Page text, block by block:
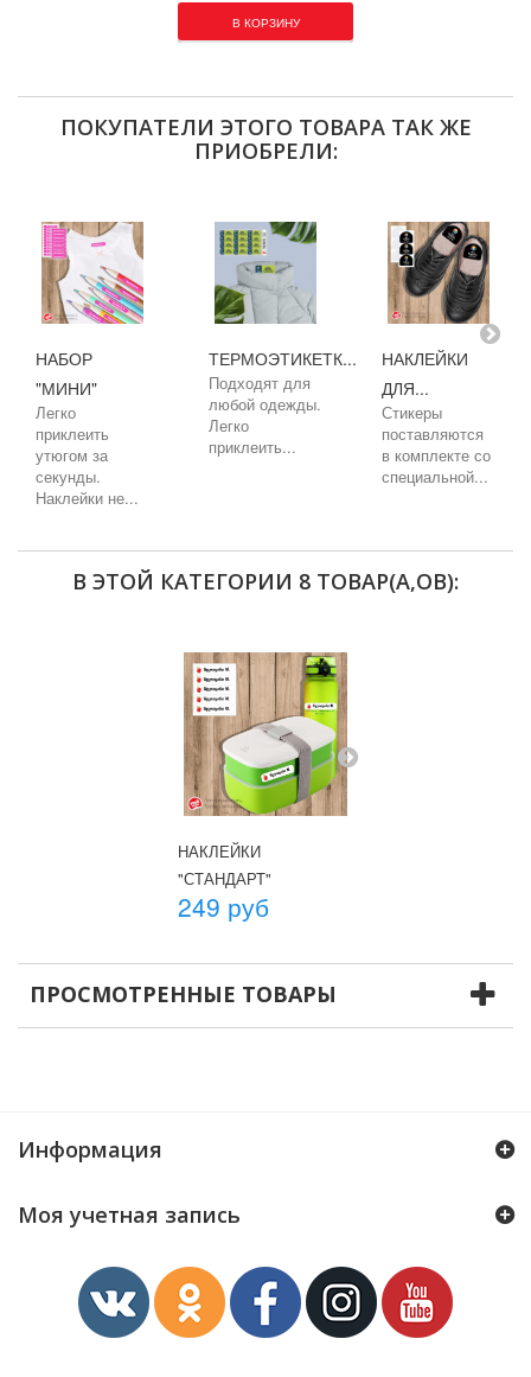
В КОРЗИНУ
ПОКУПАТЕЛИ ЭТОГО ТОВАРА ТАК ЖЕ
ПРИОБРЕЛИ:
НАБОР
"МИНИ"
Легко
приклеить
утюгом за
секунды.
Наклейки не...
ТЕРМОЭТИКЕТК...
Подходят для
любой одежды.
Легко
приклеить...
НАКЛЕЙКИ
ДЛЯ...
Стикеры
поставляются
в комплекте со
специальной...
В ЭТОЙ КАТЕГОРИИ 8 ТОВАР(А,ОВ):
НАКЛЕЙКИ
"СТАНДАРТ"
249 руб
ПРОСМОТРЕННЫЕ ТОВАРЫ
Информация
Моя учетная запись